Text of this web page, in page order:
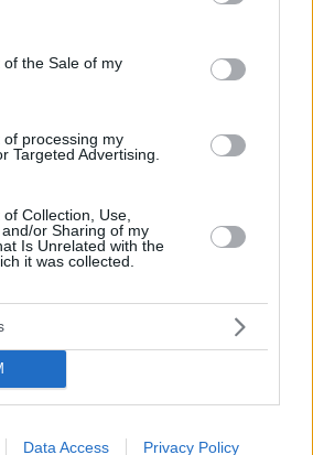
to Google and its third-party tags to
specified purposes in below Google
the Sale of my
processing my
Targeted Advertising.
Collection, Use,
or Sharing of my
Is Unrelated with the
it was collected.
Data Access Privacy Policy
Μέση Ανατολή: Οι Χούθι
της Aramco, το Ιράν βάζει
για τα Στενά του Ορμούζ